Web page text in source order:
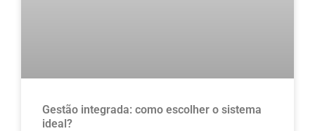
Gestão integrada: como escolher o sistema
ideal?